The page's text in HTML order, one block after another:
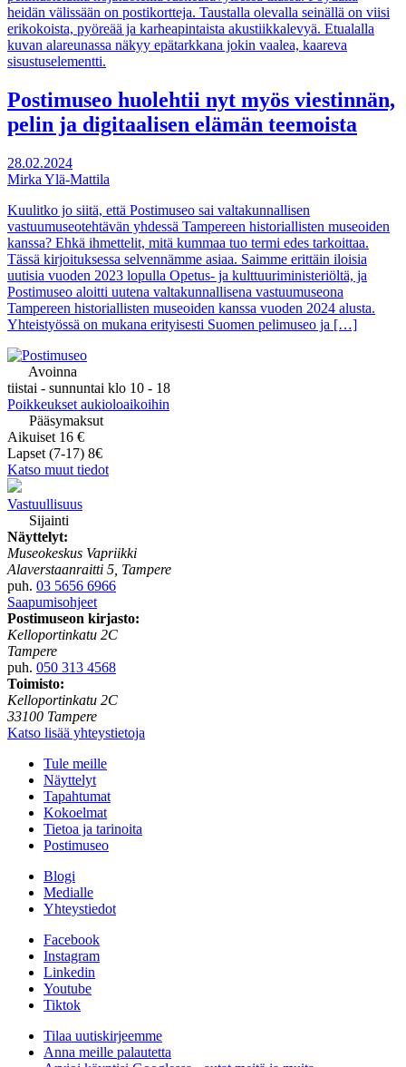
Postimuseo huolehtii nyt myös viestinnän,
pelin ja digitaalisen elämän teemoista
28.02.2024
Mirka Ylä-Mattila
Kuulitko jo siitä, että Postimuseo sai valtakunnallisen
vastuumuseotehtävän yhdessä Tampereen historiallisten museoiden
kanssa? Ehkä ihmettelit, mitä kummaa tuo termi edes tarkoittaa.
Tässä kirjoituksessa selvennämme asiaa. Saimme erittäin iloisia
uutisia vuoden 2023 lopulla Opetus- ja kulttuuriministeriöltä, ja
Postimuseo aloitti uutena valtakunnallisena vastuumuseona
Tampereen historiallisten museoiden kanssa vuoden 2024 alusta.
Yhteistyössä on mukana erityisesti Suomen pelimuseo ja […]
Avoinna
tiistai - sunnuntai klo 10 - 18
Poikkeukset aukioloaikoihin
Pääsymaksut
Aikuiset 16 €
Lapset (7-17) 8€
Katso muut tiedot
Vastuullisuus
Sijainti
Näyttelyt:
Museokeskus Vapriikki
Alaverstaanraitti 5, Tampere
puh. 03 5656 6966
Saapumisohjeet
Postimuseon kirjasto:
Kelloportinkatu 2C
Tampere
puh. 050 313 4568
Toimisto:
Kelloportinkatu 2C
33100 Tampere
Katso lisää yhteystietoja
Tule meille
Näyttelyt
Tapahtumat
Kokoelmat
Tietoa ja tarinoita
Postimuseo
Blogi
Medialle
Yhteystiedot
Facebook
Instagram
Linkedin
Youtube
Tiktok
Tilaa uutiskirjeemme
Anna meille palautetta